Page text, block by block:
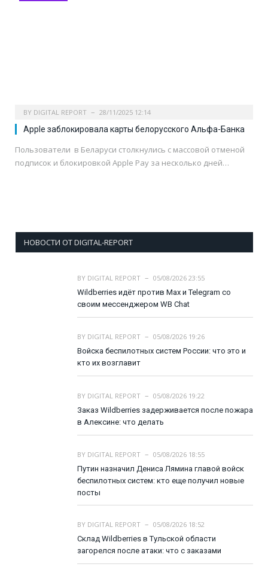
BY DIGITAL REPORT 28/11/2025 12:14
Apple заблокировала карты белорусского Альфа-Банка
Пользователи в Беларуси столкнулись с массовой отменой
подписок и блокировкой Apple Pay за несколько дней…
НОВОСТИ ОТ DIGITAL-REPORT
BY DIGITAL REPORT
05/08/2026 23:55
Wildberries идёт против Max и Telegram со
своим мессенджером WB Chat
BY DIGITAL REPORT
05/08/2026 19:26
Войска беспилотных систем России: что это и
кто их возглавит
BY DIGITAL REPORT
05/08/2026 19:22
Заказ Wildberries задерживается после пожара
в Алексине: что делать
BY DIGITAL REPORT
05/08/2026 18:55
Путин назначил Дениса Лямина главой войск
беспилотных систем: кто еще получил новые
посты
BY DIGITAL REPORT
05/08/2026 18:52
Склад Wildberries в Тульской области
загорелся после атаки: что с заказами